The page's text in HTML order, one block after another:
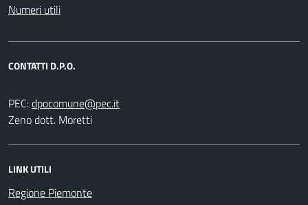
Numeri utili
CONTATTI D.P.O.
PEC:
Zeno dott. Moretti
LINK UTILI
Regione Piemonte